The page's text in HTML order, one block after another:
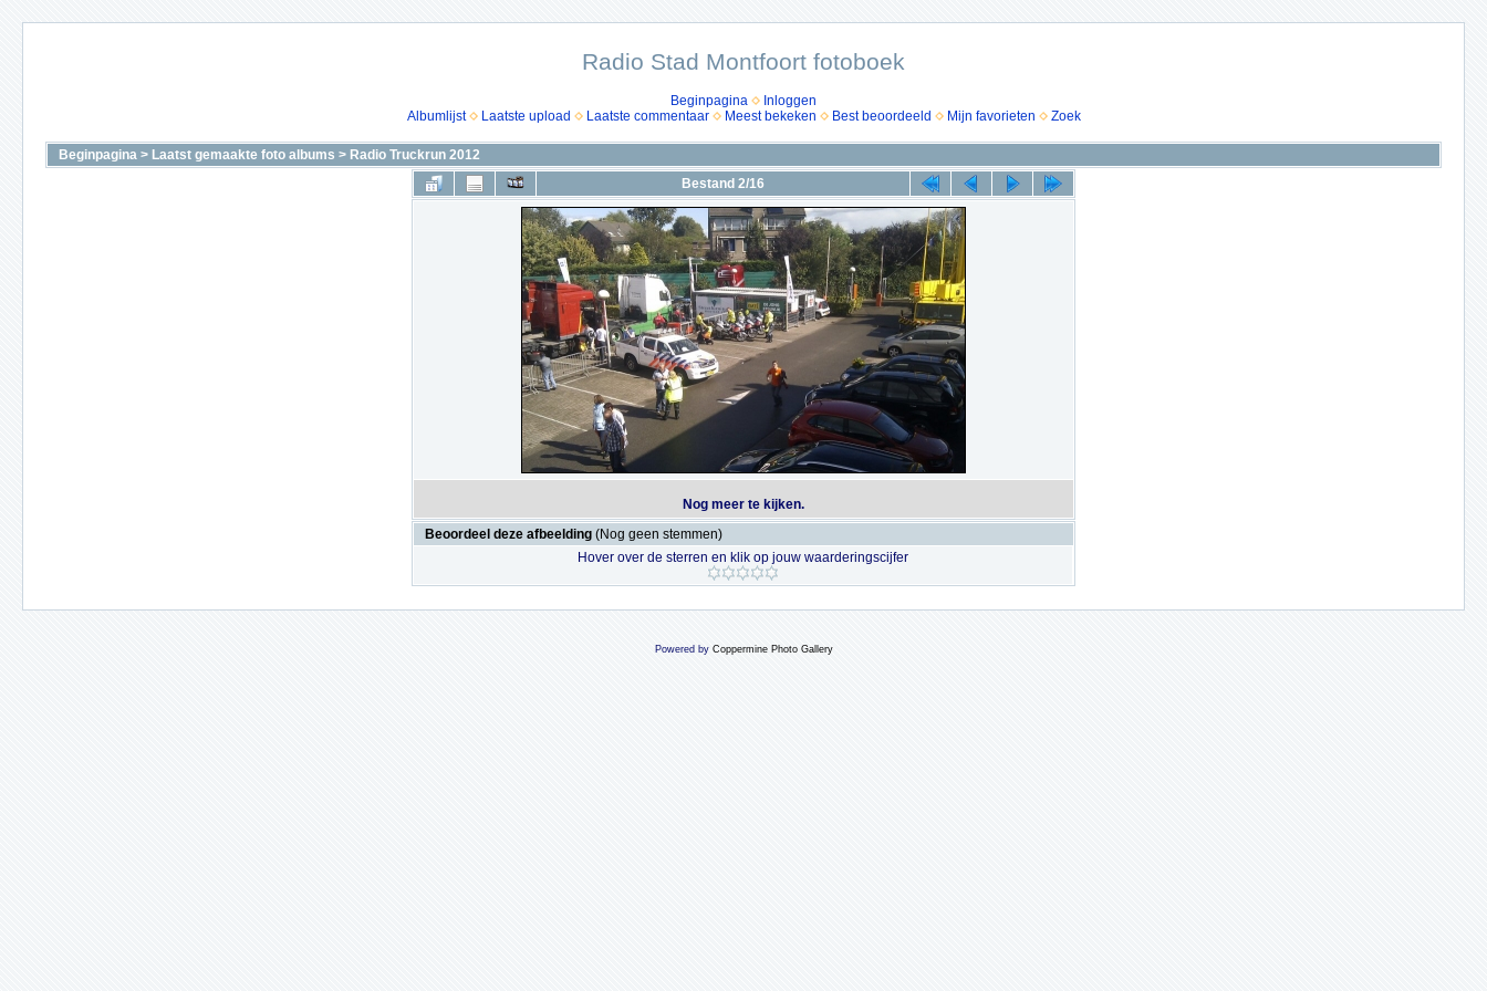
Radio Stad Montfoort fotoboek
Beginpagina
Inloggen
Albumlijst
Laatste upload Laatste commentaar Meest bekeken Best beoordeeld Mijn favorieten Zoek
Beginpagina > Laatst gemaakte foto albums > Radio Truckrun 2012
Bestand 2/16
Nog meer te kijken.
Beoordeel deze afbeelding (Nog geen stemmen)
Hover over de sterren en klik op jouw waarderingscijfer
Powered by Coppermine Photo Gallery